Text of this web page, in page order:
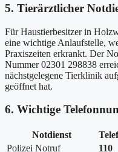
5. Tierärztlicher
Für Haustierbesitzer in
eine wichtige Anlaufstelle,
Praxiszeiten erkrankt. Der
Nummer 02301 298838
nächstgelegene Tierklinik
geöffnet hat.
6. Wichtige
Notdienst
Polizei Notruf
110